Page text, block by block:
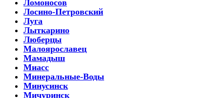
Ломоносов
Лосино-Петровский
Луга
Лыткарино
Люберцы
Малоярославец
Мамадыш
Миасс
Минеральные-Воды
Минусинск
Мичуринск